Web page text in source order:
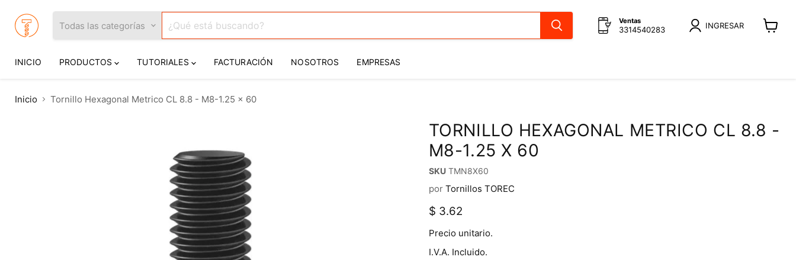
Todas las categorías Ventas
3314540283 INGRESAR
INICIO PRODUCTOS TUTORIALES FACTURACIÓN NOSOTROS EMPRESAS
Inicio Tornillo Hexagonal Metrico CL 8.8 - M8-1.25 x 60
TORNILLO HEXAGONAL METRICO CL 8.8 -
M8-1.25 X 60
SKU TMN8X60
por Tornillos TOREC
Precio actual
$ 3.62
Precio unitario.
I.V.A. Incluido.